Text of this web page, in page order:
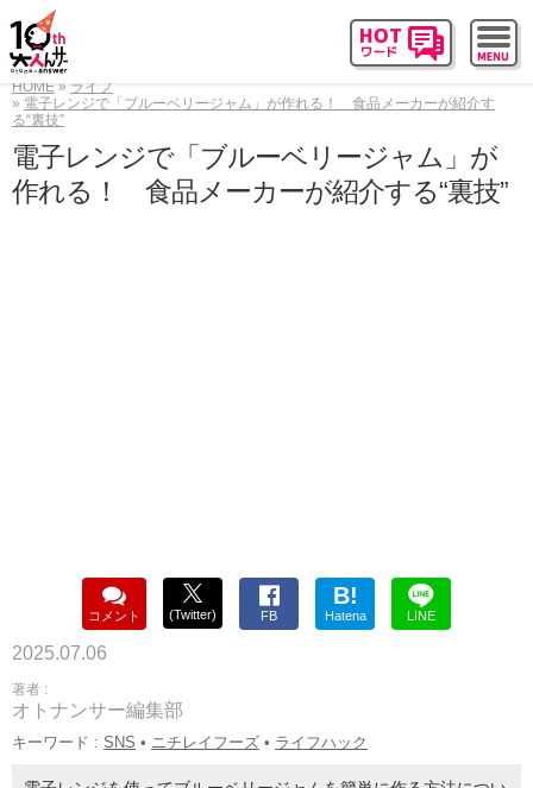
HOME
ライフ
電子レンジで「ブルーベリージャム」が作れる！ 食品メーカーが紹介す
る“裏技”
電子レンジで「ブルーベリージャム」が
作れる！ 食品メーカーが紹介する“裏技”
コメント (Twitter) FB
B!
Hatena LINE
2025.07.06
著者 :
オトナンサー編集部
キーワード : SNS • ニチレイフーズ • ライフハック